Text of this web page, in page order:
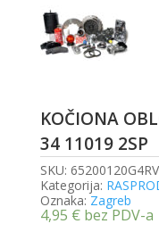
KOČIONA
34 11019 2SP
SKU: 65200120G4RV
Kategorija:
Oznaka: Zagreb
4,95 € bez PDV-a